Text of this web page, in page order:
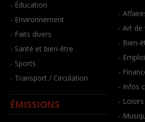
- Éducation
- Environnement
- Faits divers
- Santé et bien-être
- Sports
- Transport / Circulation
ÉMISSIONS
-
- Art de
- Bien-
- Emploi
-
- Infos
- Loisirs
-